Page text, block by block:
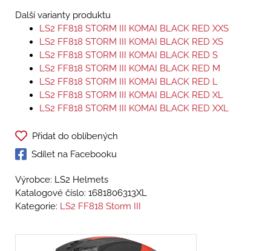
Další varianty produktu
LS2 FF818 STORM III KOMAI BLACK RED XXS
LS2 FF818 STORM III KOMAI BLACK RED XS
LS2 FF818 STORM III KOMAI BLACK RED S
LS2 FF818 STORM III KOMAI BLACK RED M
LS2 FF818 STORM III KOMAI BLACK RED L
LS2 FF818 STORM III KOMAI BLACK RED XL
LS2 FF818 STORM III KOMAI BLACK RED XXL
Přidat do oblíbených
Sdílet na Facebooku
Výrobce: LS2 Helmets
Katalogové číslo: 1681806313XL
Kategorie: LS2 FF818 Storm III